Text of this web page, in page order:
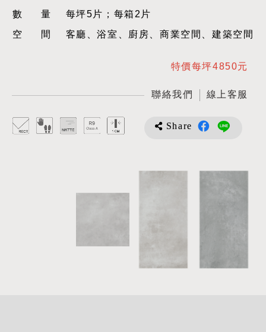
數量每坪5片；每箱2片
空間客廳、浴室、廚房、商業空間、建築空間
特價每坪4850元
聯絡我們 線上客服
Share